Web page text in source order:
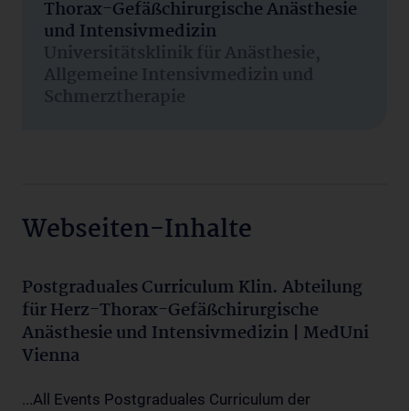
Thorax-Gefäßchirurgische Anästhesie
und Intensivmedizin
Universitätsklinik für Anästhesie,
Allgemeine Intensivmedizin und
Schmerztherapie
Webseiten-Inhalte
Postgraduales Curriculum Klin. Abteilung
für Herz-Thorax-Gefäßchirurgische
Anästhesie und Intensivmedizin | MedUni
Vienna
...All Events Postgraduales Curriculum der